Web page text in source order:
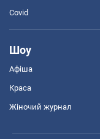
Covid
Шоу
Афіша
Краса
Жіночий журнал